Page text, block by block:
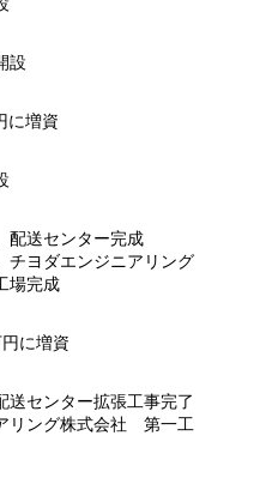
設
に増資
配送センター完成
チヨダエンジニアリング
場完成
に増資
送センター拡張工事完了
リング株式会社 第一工